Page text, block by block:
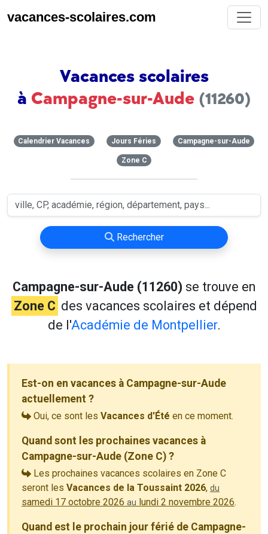
vacances-scolaires.com
Vacances scolaires
à Campagne-sur-Aude (11260)
Calendrier Vacances Jours Féries Campagne-sur-Aude
Zone C
Rechercher
Campagne-sur-Aude (11260) se trouve en
Zone C des vacances scolaires et dépend
de l'Académie de Montpellier.
Est-on en vacances à Campagne-sur-Aude
actuellement ?
Oui, ce sont les Vacances d'Été en ce moment.
Quand sont les prochaines vacances à
Campagne-sur-Aude (Zone C) ?
Les prochaines vacances scolaires en Zone C
seront les Vacances de la Toussaint 2026, du
samedi 17 octobre 2026 au lundi 2 novembre 2026.
Quand est le prochain jour férié de Campagne-